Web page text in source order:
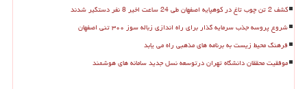
کشف 2 تن چوب تاغ در کوهپایه اصفهان طی 24 ساعت اخیر 8 نفر دستگیر شدند
شروع پروسه جذب سرمایه گذار برای راه اندازی زباله سوز ۳۰۰ تنی اصفهان
فرهنگ محیط زیست به برنامه های مذهبی راه می یابد
موفقیت محققان دانشگاه تهران درتوسعه نسل جدید سامانه های هوشمند